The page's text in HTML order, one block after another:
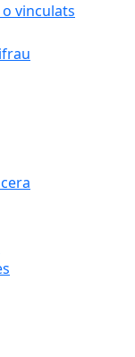
vinculats